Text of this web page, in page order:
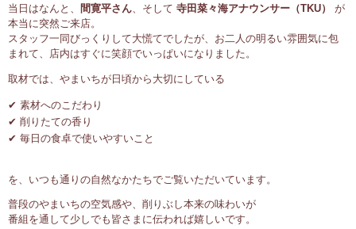
当日はなんと、 間寛平さん、そして 寺田菜々海アナウンサー（TKU）
が
本当に突然ご来店。
スタッフ一同びっくりして大慌てでしたが、お二人の明るい雰囲気に包
まれて、店内はすぐに笑顔でいっぱいになりました。
取材では、やまいちが日頃から大切にしている
✔ 素材へのこだわり
✔ 削りたての香り
✔ 毎日の食卓で使いやすいこと
を、いつも通りの自然なかたちでご覧いただいています。
普段のやまいちの空気感や、削りぶし本来の味わいが
番組を通して少しでも皆さまに伝われば嬉しいです。